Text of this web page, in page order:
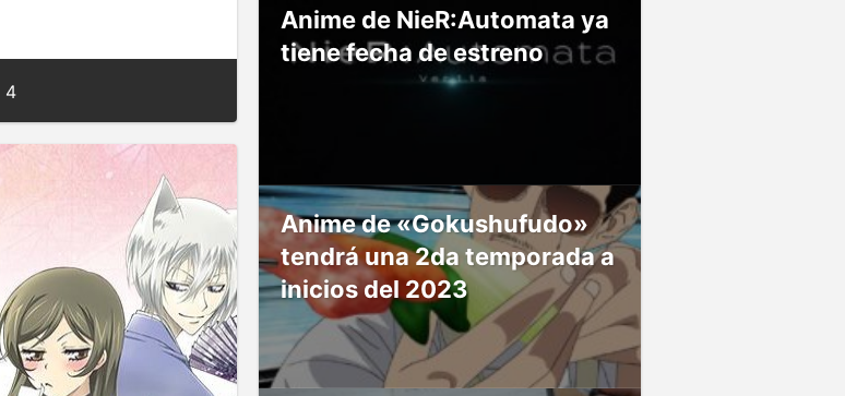
4
Anime de NieR:Automata ya
tiene fecha de estreno
Anime de «Gokushufudo»
tendrá una 2da temporada a
inicios del 2023